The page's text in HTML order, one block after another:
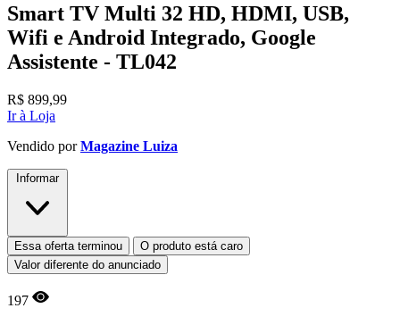
Smart TV Multi 32 HD, HDMI, USB,
Wifi e Android Integrado, Google
Assistente - TL042
R$ 899,99
Ir à Loja
Vendido porMagazine Luiza
Informar
Essa oferta terminou
O produto está caro
Valor diferente do anunciado
197